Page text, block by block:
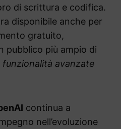
di scrittura e codifica.
disponibile anche per
gratuito,
pubblico più ampio di
avanzate
continua a
nell’evoluzione